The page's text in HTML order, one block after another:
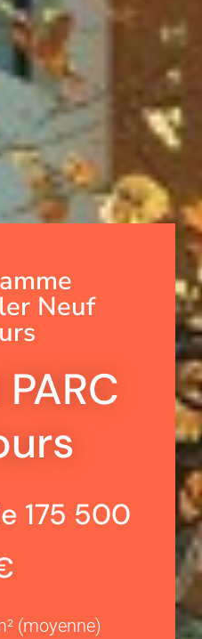
Neuf
PARC
175 500
(moyenne)